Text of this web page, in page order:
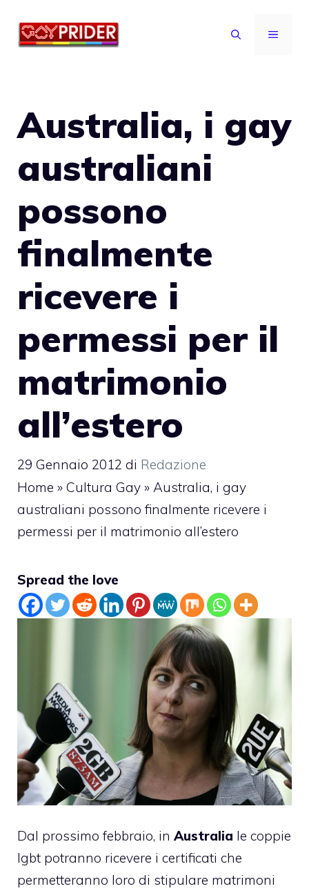
MENU
Australia, i gay
australiani
possono
finalmente
ricevere i
permessi per il
matrimonio
all’estero
29 Gennaio 2012 di Redazione
Home » Cultura Gay » Australia, i gay
australiani possono finalmente ricevere i
permessi per il matrimonio all’estero
Spread the love
Dal prossimo febbraio, in Australia le coppie
lgbt potranno ricevere i certificati che
permetteranno loro di stipulare matrimoni